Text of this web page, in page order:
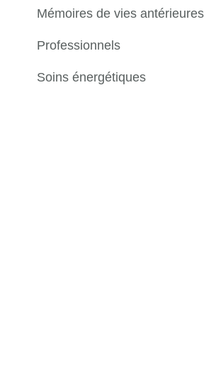
Mémoires de vies antérieures
Professionnels
Soins énergétiques